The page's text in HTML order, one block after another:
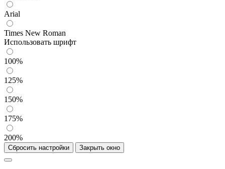
Arial
Times New Roman
Использовать шрифт
100%
125%
150%
175%
200%
Сбросить настройки Закрыть окно